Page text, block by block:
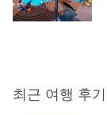
최근 여행 후기